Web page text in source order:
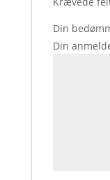
Din
Din